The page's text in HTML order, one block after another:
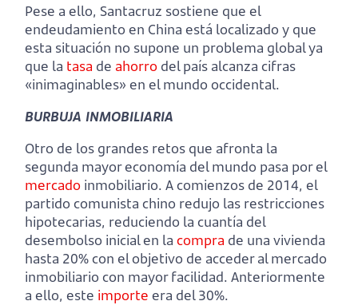
Pese a ello, Santacruz sostiene que el
endeudamiento en China está localizado y que
esta situación no supone un problema global ya
que la tasa de ahorro del país alcanza cifras
«inimaginables» en el mundo occidental.
BURBUJA INMOBILIARIA
Otro de los grandes retos que afronta la
segunda mayor economía del mundo pasa por el
mercado inmobiliario. A comienzos de 2014, el
partido comunista chino redujo las restricciones
hipotecarias, reduciendo la cuantía del
desembolso inicial en la compra de una vivienda
hasta 20% con el objetivo de acceder al mercado
inmobiliario con mayor facilidad. Anteriormente
a ello, este importe era del 30%.